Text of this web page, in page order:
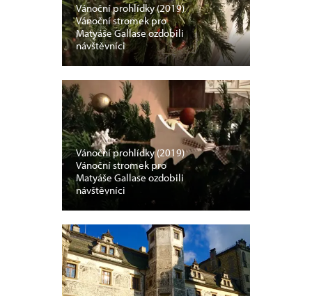
Vánoční prohlídky (2019)
Vánoční stromek pro
Matyáše Gallase ozdobili
návštěvníci
Vánoční prohlídky (2019)
Vánoční stromek pro
Matyáše Gallase ozdobili
návštěvníci